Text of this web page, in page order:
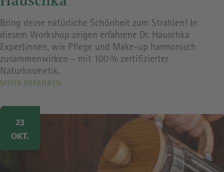
Bring deine natürliche Schönheit zum Strahlen! In
diesem Workshop zeigen erfahrene Dr. Hauschka
Expertinnen, wie Pflege und Make-up harmonisch
zusammenwirken – mit 100 % zertifizierter
Naturkosmetik.
MEHR ERFAHREN
Image
23
OKT.